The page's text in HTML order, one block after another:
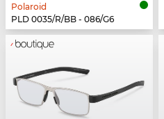
Polaroid
PLD 0035/R/BB - 086/G6